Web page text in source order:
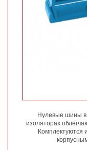
Нулевые шины в
изоляторах
Комплектуются